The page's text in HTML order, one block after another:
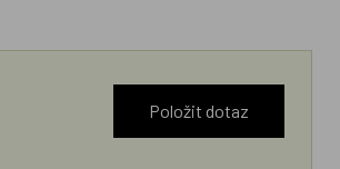
Položit dotaz